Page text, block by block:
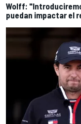
Wolff:
puedan impactar el